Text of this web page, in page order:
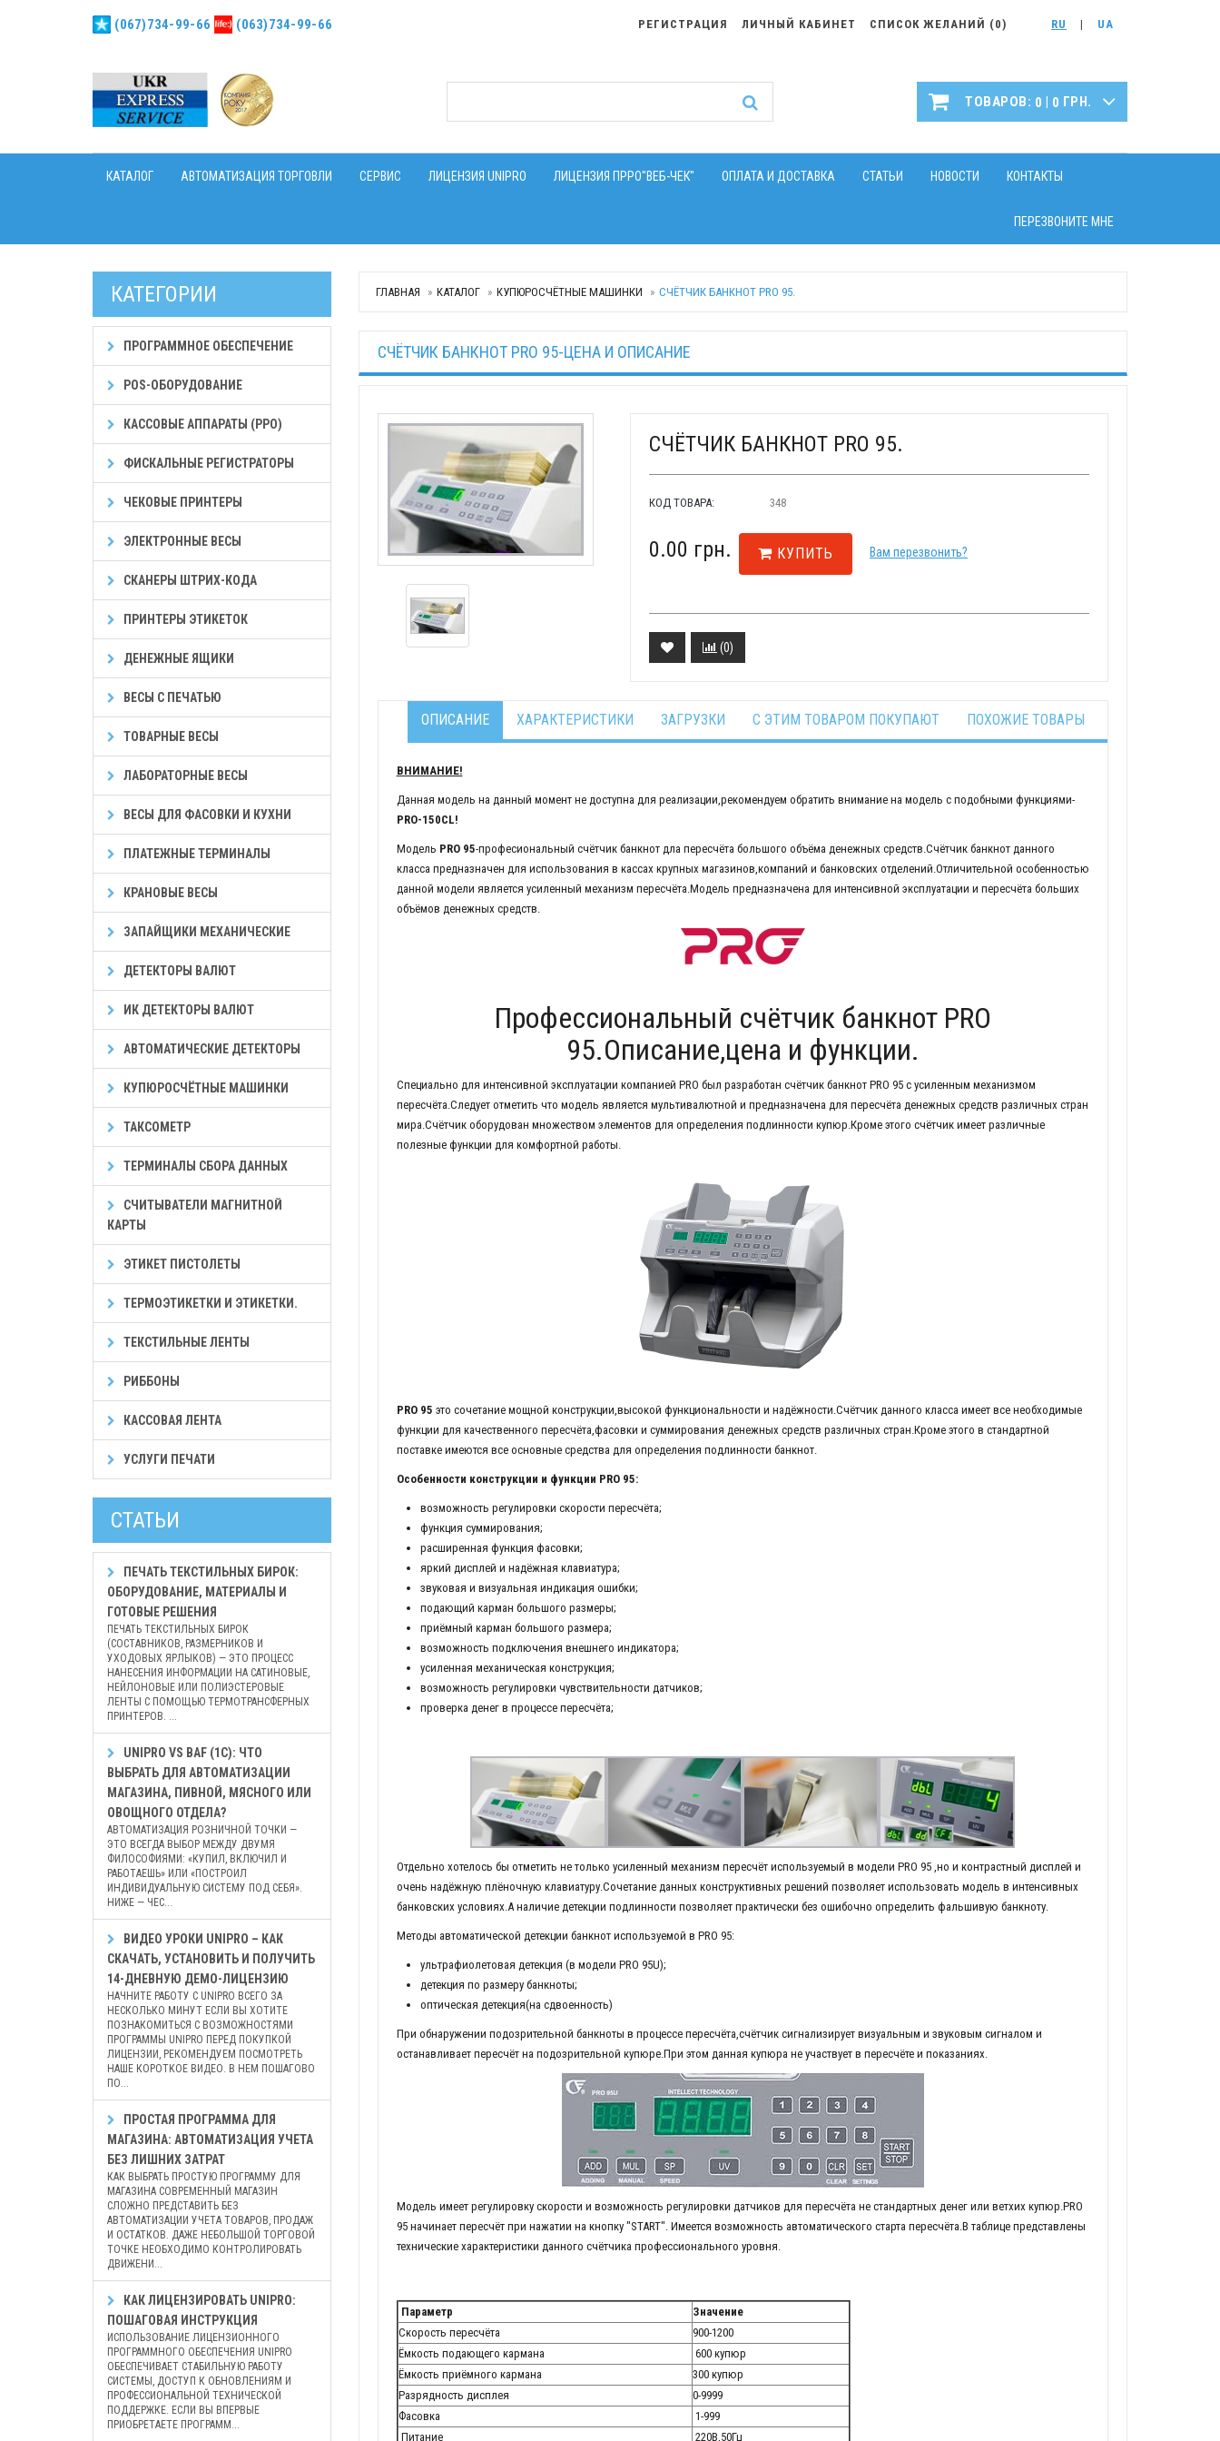
(067)734-99-66 (063)734-99-66 UA
|
RU
СПИСОК ЖЕЛАНИЙ (0)
ЛИЧНЫЙ КАБИНЕТ
РЕГИСТРАЦИЯ
ТОВАРОВ: 0 | 0 ГРН.
КАТАЛОГ АВТОМАТИЗАЦИЯ ТОРГОВЛИ СЕРВИС ЛИЦЕНЗИЯ UNIPRO ЛИЦЕНЗИЯ ПРРО"ВЕБ-ЧЕК" ОПЛАТА И ДОСТАВКА СТАТЬИ НОВОСТИ КОНТАКТЫ
ПЕРЕЗВОНИТЕ МНЕ
ГЛАВНАЯ КАТАЛОГ КУПЮРОСЧЁТНЫЕ МАШИНКИ СЧЁТЧИК БАНКНОТ PRO 95.
СЧЁТЧИК БАНКНОТ PRO 95-ЦЕНА И ОПИСАНИЕ
СЧЁТЧИК БАНКНОТ PRO 95.
КОД ТОВАРА: 348
0.00 грн. КУПИТЬ Вам перезвонить?
(0)
ОПИСАНИЕ ХАРАКТЕРИСТИКИ ЗАГРУЗКИ С ЭТИМ ТОВАРОМ ПОКУПАЮТ ПОХОЖИЕ ТОВАРЫ
ВНИМАНИЕ!
Данная модель на данный момент не доступна для реализации,рекомендуем обратить внимание на модель с подобными функциями-
PRO-150CL!
Модель PRO 95-професиональный счётчик банкнот дла пересчёта большого объёма денежных средств.Счётчик банкнот данного
класса предназначен для использования в кассах крупных магазинов,компаний и банковских отделений.Отличительной особенностью
данной модели является усиленный механизм пересчёта.Модель предназначена для интенсивной эксплуатации и пересчёта больших
объёмов денежных средств.
Профессиональный счётчик банкнот PRO
95.Описание,цена и функции.
Специально для интенсивной эксплуатации компанией PRO был разработан счётчик банкнот PRO 95 с усиленным механизмом
пересчёта.Следует отметить что модель является мультивалютной и предназначена для пересчёта денежных средств различных стран
мира.Счётчик оборудован множеством элементов для определения подлинности купюр.Кроме этого счётчик имеет различные
полезные функции для комфортной работы.
PRO 95 это сочетание мощной конструкции,высокой функциональности и надёжности.Счётчик данного класса имеет все необходимые
функции для качественного пересчёта,фасовки и суммирования денежных средств различных стран.Кроме этого в стандартной
поставке имеются все основные средства для определения подлинности банкнот.
Особенности конструкции и функции PRO 95:
возможность регулировки скорости пересчёта;
функция суммирования;
расширенная функция фасовки;
яркий дисплей и надёжная клавиатура;
звуковая и визуальная индикация ошибки;
подающий карман большого размеры;
приёмный карман большого размера;
возможность подключения внешнего индикатора;
усиленная механическая конструкция;
возможность регулировки чувствительности датчиков;
проверка денег в процессе пересчёта;
Отдельно хотелось бы отметить не только усиленный механизм пересчёт используемый в модели PRO 95 ,но и контрастный дисплей и
очень надёжную плёночную клавиатуру.Сочетание данных конструктивных решений позволяет использовать модель в интенсивных
банковских условиях.А наличие детекции подлинности позволяет практически без ошибочно определить фальшивую банкноту.
Методы автоматической детекции банкнот используемой в PRO 95:
ультрафиолетовая детекция (в модели PRO 95U);
детекция по размеру банкноты;
оптическая детекция(на сдвоенность)
При обнаружении подозрительной банкноты в процессе пересчёта,счётчик сигнализирует визуальным и звуковым сигналом и
останавливает пересчёт на подозрительной купюре.При этом данная купюра не участвует в пересчёте и показаниях.
Модель имеет регулировку скорости и возможность регулировки датчиков для пересчёта не стандартных денег или ветхих купюр.PRO
95 начинает пересчёт при нажатии на кнопку "START". Имеется возможность автоматического старта пересчёта.В таблице представлены
технические характеристики данного счётчика профессионального уровня.
Параметр
Значение
Скорость пересчёта
900-1200
Ёмкость подающего кармана
600 купюр
Ёмкость приёмного кармана
300 купюр
Разрядность дисплея
0-9999
Фасовка
1-999
Питание
220В,50Гц
КАТЕГОРИИ
ПРОГРАММНОЕ ОБЕСПЕЧЕНИЕ
POS-ОБОРУДОВАНИЕ
КАССОВЫЕ АППАРАТЫ (РРО)
ФИСКАЛЬНЫЕ РЕГИСТРАТОРЫ
ЧЕКОВЫЕ ПРИНТЕРЫ
ЭЛЕКТРОННЫЕ ВЕСЫ
СКАНЕРЫ ШТРИХ-КОДА
ПРИНТЕРЫ ЭТИКЕТОК
ДЕНЕЖНЫЕ ЯЩИКИ
ВЕСЫ С ПЕЧАТЬЮ
ТОВАРНЫЕ ВЕСЫ
ЛАБОРАТОРНЫЕ ВЕСЫ
ВЕСЫ ДЛЯ ФАСОВКИ И КУХНИ
ПЛАТЕЖНЫЕ ТЕРМИНАЛЫ
КРАНОВЫЕ ВЕСЫ
ЗАПАЙЩИКИ МЕХАНИЧЕСКИЕ
ДЕТЕКТОРЫ ВАЛЮТ
ИК ДЕТЕКТОРЫ ВАЛЮТ
АВТОМАТИЧЕСКИЕ ДЕТЕКТОРЫ
КУПЮРОСЧЁТНЫЕ МАШИНКИ
ТАКСОМЕТР
ТЕРМИНАЛЫ СБОРА ДАННЫХ
СЧИТЫВАТЕЛИ МАГНИТНОЙ
КАРТЫ
ЭТИКЕТ ПИСТОЛЕТЫ
ТЕРМОЭТИКЕТКИ И ЭТИКЕТКИ.
ТЕКСТИЛЬНЫЕ ЛЕНТЫ
РИББОНЫ
КАССОВАЯ ЛЕНТА
УСЛУГИ ПЕЧАТИ
СТАТЬИ
ПЕЧАТЬ ТЕКСТИЛЬНЫХ БИРОК:
ОБОРУДОВАНИЕ, МАТЕРИАЛЫ И
ГОТОВЫЕ РЕШЕНИЯ
ПЕЧАТЬ ТЕКСТИЛЬНЫХ БИРОК
(СОСТАВНИКОВ, РАЗМЕРНИКОВ И
УХОДОВЫХ ЯРЛЫКОВ) — ЭТО ПРОЦЕСС
НАНЕСЕНИЯ ИНФОРМАЦИИ НА САТИНОВЫЕ,
НЕЙЛОНОВЫЕ ИЛИ ПОЛИЭСТЕРОВЫЕ
ЛЕНТЫ С ПОМОЩЬЮ ТЕРМОТРАНСФЕРНЫХ
ПРИНТЕРОВ. ...
UNIPRO VS BAF (1С): ЧТО
ВЫБРАТЬ ДЛЯ АВТОМАТИЗАЦИИ
МАГАЗИНА, ПИВНОЙ, МЯСНОГО ИЛИ
ОВОЩНОГО ОТДЕЛА?
АВТОМАТИЗАЦИЯ РОЗНИЧНОЙ ТОЧКИ —
ЭТО ВСЕГДА ВЫБОР МЕЖДУ ДВУМЯ
ФИЛОСОФИЯМИ: «КУПИЛ, ВКЛЮЧИЛ И
РАБОТАЕШЬ» ИЛИ «ПОСТРОИЛ
ИНДИВИДУАЛЬНУЮ СИСТЕМУ ПОД СЕБЯ».
НИЖЕ — ЧЕС...
ВИДЕО УРОКИ UNIPRO – КАК
СКАЧАТЬ, УСТАНОВИТЬ И ПОЛУЧИТЬ
14-ДНЕВНУЮ ДЕМО-ЛИЦЕНЗИЮ
НАЧНИТЕ РАБОТУ С UNIPRO ВСЕГО ЗА
НЕСКОЛЬКО МИНУТ ЕСЛИ ВЫ ХОТИТЕ
ПОЗНАКОМИТЬСЯ С ВОЗМОЖНОСТЯМИ
ПРОГРАММЫ UNIPRO ПЕРЕД ПОКУПКОЙ
ЛИЦЕНЗИИ, РЕКОМЕНДУЕМ ПОСМОТРЕТЬ
НАШЕ КОРОТКОЕ ВИДЕО. В НЕМ ПОШАГОВО
ПО...
ПРОСТАЯ ПРОГРАММА ДЛЯ
МАГАЗИНА: АВТОМАТИЗАЦИЯ УЧЕТА
БЕЗ ЛИШНИХ ЗАТРАТ
КАК ВЫБРАТЬ ПРОСТУЮ ПРОГРАММУ ДЛЯ
МАГАЗИНА СОВРЕМЕННЫЙ МАГАЗИН
СЛОЖНО ПРЕДСТАВИТЬ БЕЗ
АВТОМАТИЗАЦИИ УЧЕТА ТОВАРОВ, ПРОДАЖ
И ОСТАТКОВ. ДАЖЕ НЕБОЛЬШОЙ ТОРГОВОЙ
ТОЧКЕ НЕОБХОДИМО КОНТРОЛИРОВАТЬ
ДВИЖЕНИ...
КАК ЛИЦЕНЗИРОВАТЬ UNIPRO:
ПОШАГОВАЯ ИНСТРУКЦИЯ
ИСПОЛЬЗОВАНИЕ ЛИЦЕНЗИОННОГО
ПРОГРАММНОГО ОБЕСПЕЧЕНИЯ UNIPRO
ОБЕСПЕЧИВАЕТ СТАБИЛЬНУЮ РАБОТУ
СИСТЕМЫ, ДОСТУП К ОБНОВЛЕНИЯМ И
ПРОФЕССИОНАЛЬНОЙ ТЕХНИЧЕСКОЙ
ПОДДЕРЖКЕ. ЕСЛИ ВЫ ВПЕРВЫЕ
ПРИОБРЕТАЕТЕ ПРОГРАММ...